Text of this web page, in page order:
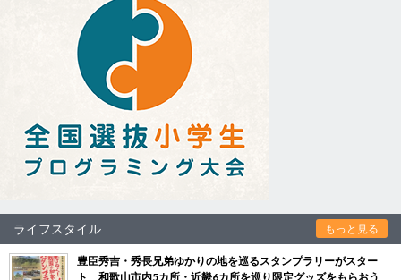
ライフスタイル もっと見る
豊臣秀吉・秀長兄弟ゆかりの地を巡るスタンプラリーがスター
ト 和歌山市内5カ所・近畿6カ所を巡り限定グッズをもらおう